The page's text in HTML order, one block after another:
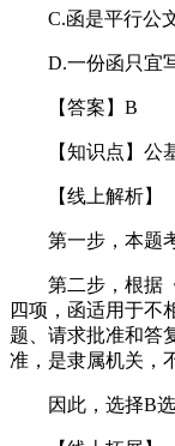
C.函是平行公文
D.一份函只宜
【答案】B
【知识点】公基
【线上解析】
第一步，本题考
第二步，根据《
四项，函适用于不
题、请求批准和答
准，是隶属机关，
因此，选择B选